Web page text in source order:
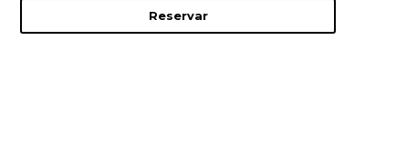
Reservar